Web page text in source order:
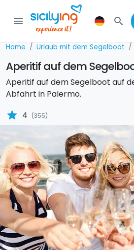
menu search
Home Urlaub mit dem Segelboot
Aperitif auf dem
Aperitif auf dem Segelboot auf
Abfahrt in Palermo.
star 4 (355)
Previous